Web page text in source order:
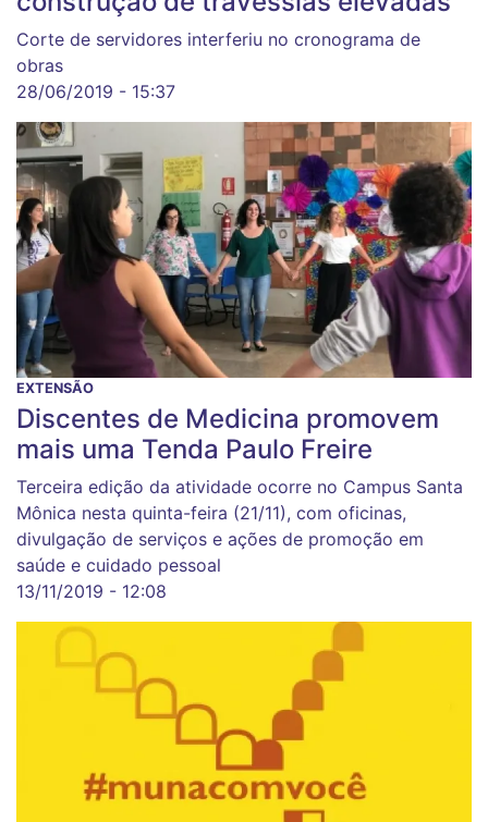
Corte de servidores interferiu no cronograma de
obras
28/06/2019 - 15:37
EXTENSÃO
Discentes de Medicina promovem
mais uma Tenda Paulo Freire
Terceira edição da atividade ocorre no Campus Santa
Mônica nesta quinta-feira (21/11), com oficinas,
divulgação de serviços e ações de promoção em
saúde e cuidado pessoal
13/11/2019 - 12:08